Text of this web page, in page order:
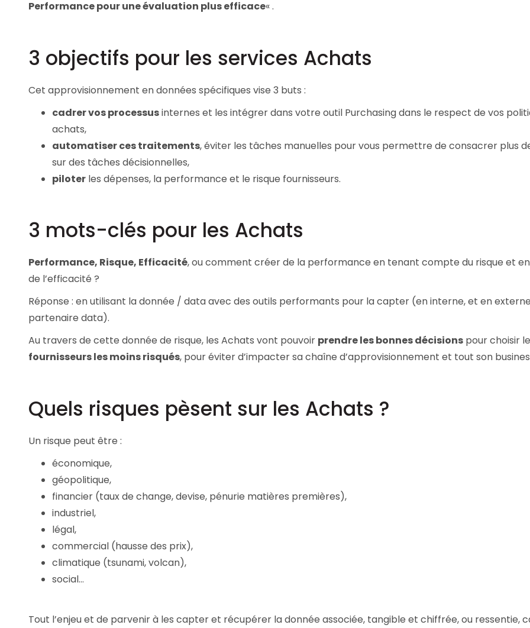
Prendre de meilleures
Les principes qui guident nos équipes et
Performance pour une évaluation plus efficace« .
3 objectifs pour les services Achats
Cet approvisionnement en données spécifiques vise 3 buts :
cadrer vos processusinternes et les intégrer dans votre outil Purchasing dans le respect de vos
achats,
automatiser ces traitements, éviter les tâches manuelles pour vous permettre de consacrer plus
sur des tâches décisionnelles,
piloter les dépenses, la performance et le risque fournisseurs.
3 mots-clés pour les Achats
Performance, Risque, Efficacité, ou comment créer de la performance en tenant compte du risque et
de l’efficacité ?
Réponse : en utilisant la donnée / data avec des outils performants pour la capter (en interne, et en
partenaire data).
Au travers de cette donnée de risque, les Achats vont pouvoir prendre les bonnes décisions pour choisir
fournisseurs les moins risqués, pour éviter d’impacter sa chaîne d’approvisionnement et tout son
Quels risques pèsent sur les Achats ?
Un risque peut être :
économique,
géopolitique,
financier (taux de change, devise, pénurie matières premières),
industriel,
légal,
commercial (hausse des prix),
climatique (tsunami, volcan),
social…
Tout l’enjeu et de parvenir à les capter et récupérer la donnée associée, tangible et chiffrée, ou ressentie,